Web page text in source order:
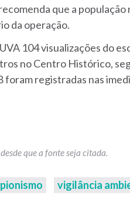
que a
da operação.
104 visualizações do
no Centro Histórico,
foram registradas nas
vigilância